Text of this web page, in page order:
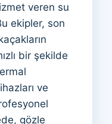
veren su
ekipler, son
bir şekilde
ve
gözle